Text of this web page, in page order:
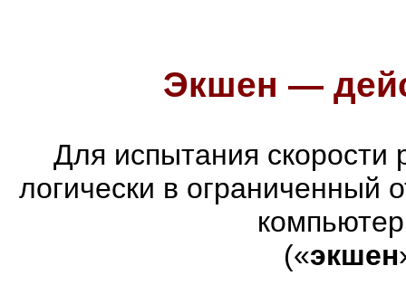
Экшен —
Для испытания скорости
логически в ограниченный
(«экшен